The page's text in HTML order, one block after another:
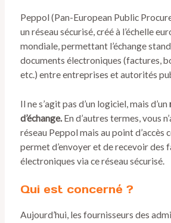
Peppol (Pan-European Public
un réseau sécurisé, créé à l’échelle
mondiale, permettant l’échange
documents électroniques (factures,
etc.) entre entreprises et autorités
Il ne s’agit pas d’un logiciel, mais d’un
d’échange.En d’autres termes, vous
réseau Peppol mais au point d’accès
permet d’envoyer et de recevoir des
électroniques via ce réseau sécurisé.
Qui est concerné ?
Aujourd’hui, les fournisseurs des